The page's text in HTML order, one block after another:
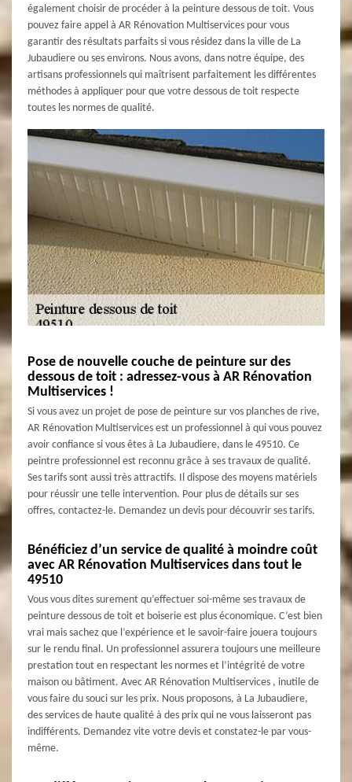
également choisir de procéder à la peinture dessous de toit. Vous
pouvez faire appel à AR Rénovation Multiservices pour vous
garantir des résultats parfaits si vous résidez dans la ville de La
Jubaudiere ou ses environs. Nous avons, dans notre équipe, des
artisans professionnels qui maîtrisent parfaitement les différentes
méthodes à appliquer pour que votre dessous de toit respecte
toutes les normes de qualité.
Pose de nouvelle couche de peinture sur des
dessous de toit : adressez-vous à AR Rénovation
Multiservices !
Si vous avez un projet de pose de peinture sur vos planches de rive,
AR Rénovation Multiservices est un professionnel à qui vous pouvez
avoir confiance si vous êtes à La Jubaudiere, dans le 49510. Ce
peintre professionnel est reconnu grâce à ses travaux de qualité.
Ses tarifs sont aussi très attractifs. Il dispose des moyens matériels
pour réussir une telle intervention. Pour plus de détails sur ses
offres, contactez-le. Demandez un devis pour découvrir ses tarifs.
Bénéficiez d’un service de qualité à moindre coût
avec AR Rénovation Multiservices dans tout le
49510
Vous vous dites surement qu’effectuer soi-même ses travaux de
peinture dessous de toit et boiserie est plus économique. C’est bien
vrai mais sachez que l’expérience et le savoir-faire jouera toujours
sur le rendu final. Un professionnel assurera toujours une meilleure
prestation tout en respectant les normes et l’intégrité de votre
maison ou bâtiment. Avec AR Rénovation Multiservices , inutile de
vous faire du souci sur les prix. Nous proposons, à La Jubaudiere,
des services de haute qualité à des prix qui ne vous laisseront pas
indifférents. Demandez vite votre devis et constatez-le par vous-
même.